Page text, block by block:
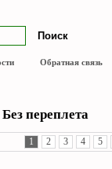
Обратная связь
переплета
1 2 3 4 5